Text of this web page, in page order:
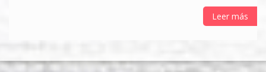
Leer más